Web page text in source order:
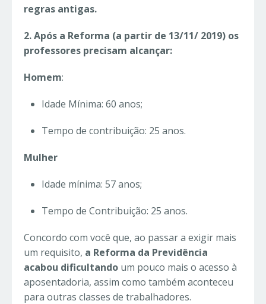
regras antigas.
2. Após a Reforma (a partir de 13/11/ 2019) os
professores precisam alcançar:
Homem:
Idade Mínima: 60 anos;
Tempo de contribuição: 25 anos.
Mulher
Idade mínima: 57 anos;
Tempo de Contribuição: 25 anos.
Concordo com você que, ao passar a exigir mais
um requisito, a Reforma da Previdência
acabou dificultando um pouco mais o acesso à
aposentadoria, assim como também aconteceu
para outras classes de trabalhadores.